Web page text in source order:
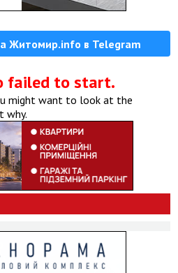
Житомир.info в Telegram
failed to start.
might want to look at the
why.